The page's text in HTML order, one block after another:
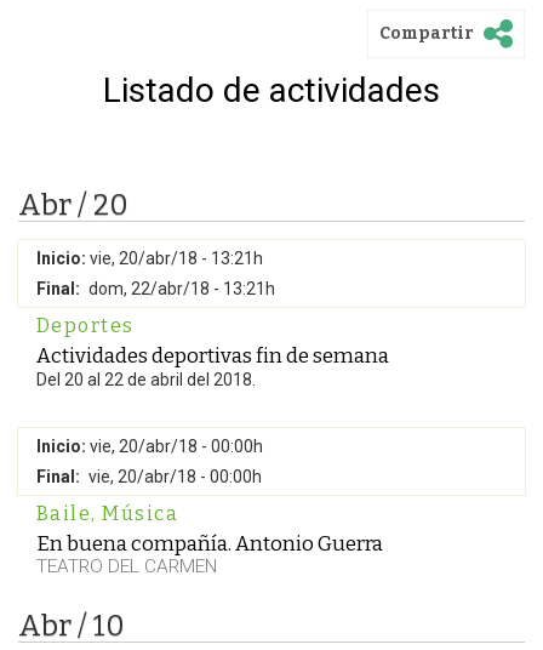
Compartir
Listado de actividades
Abr / 20
Inicio: vie, 20/abr/18 - 13:21h
Final: dom, 22/abr/18 - 13:21h
Deportes
Actividades deportivas fin de semana
Del 20 al 22 de abril del 2018.
Inicio: vie, 20/abr/18 - 00:00h
Final: vie, 20/abr/18 - 00:00h
Baile, Música
En buena compañía. Antonio Guerra
TEATRO DEL CARMEN
Abr / 10